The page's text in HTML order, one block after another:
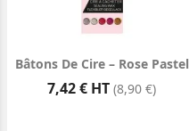
Bâtons De Cire – Rose Pastel
Prix
7,42 € HT (8,90 €)